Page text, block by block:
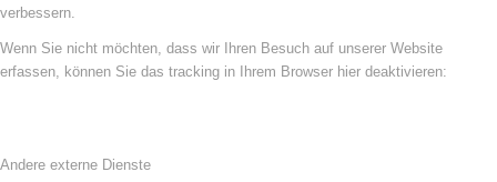
verbessern.
Wenn Sie nicht möchten, dass wir Ihren Besuch auf unserer Website
erfassen, können Sie das tracking in Ihrem Browser hier deaktivieren:
Andere externe Dienste